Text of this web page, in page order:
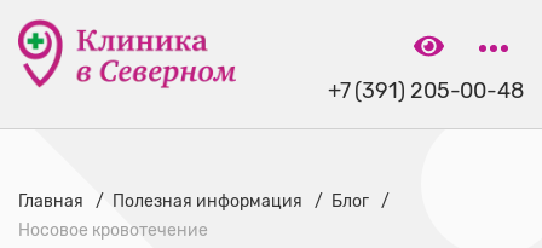
+7 (391) 205-00-48
Главная Полезная информация
Блог
Носовое кровотечение